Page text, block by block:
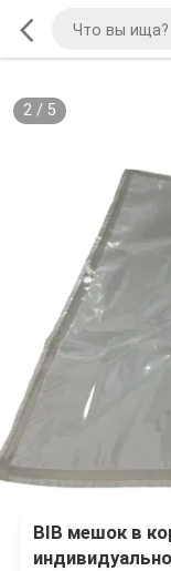
2/ 5
BIB мешок в